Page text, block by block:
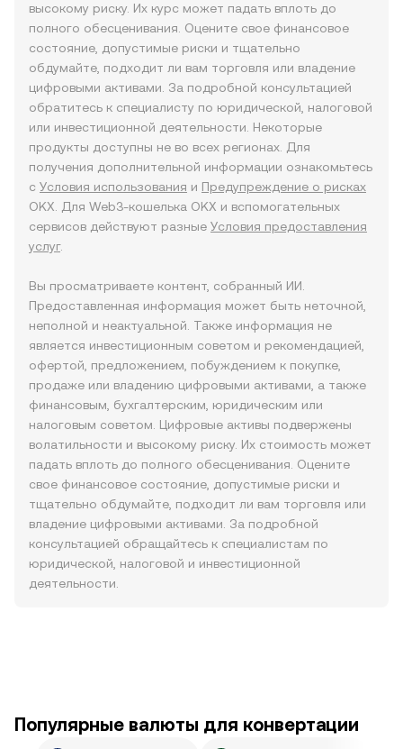
высокому риску. Их курс может падать вплоть до
полного обесценивания. Оцените свое финансовое
состояние, допустимые риски и тщательно
обдумайте, подходит ли вам торговля или владение
цифровыми активами. За подробной консультацией
обратитесь к специалисту по юридической, налоговой
или инвестиционной деятельности. Некоторые
продукты доступны не во всех регионах. Для
получения дополнительной информации ознакомьтесь
с Условия использования и Предупреждение о рисках
OKX. Для Web3-кошелька OKX и вспомогательных
сервисов действуют разные Условия предоставления
услуг.
Вы просматриваете контент, собранный ИИ.
Предоставленная информация может быть неточной,
неполной и неактуальной. Также информация не
является инвестиционным советом и рекомендацией,
офертой, предложением, побуждением к покупке,
продаже или владению цифровыми активами, а также
финансовым, бухгалтерским, юридическим или
налоговым советом. Цифровые активы подвержены
волатильности и высокому риску. Их стоимость может
падать вплоть до полного обесценивания. Оцените
свое финансовое состояние, допустимые риски и
тщательно обдумайте, подходит ли вам торговля или
владение цифровыми активами. За подробной
консультацией обращайтесь к специалистам по
юридической, налоговой и инвестиционной
деятельности.
Популярные валюты для конвертации